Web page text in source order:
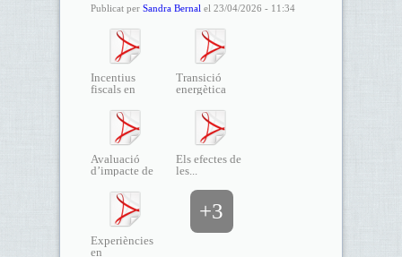
Publicat per Sandra Bernal el 23/04/2026 - 11:34
Incentius
fiscals en
Transició
energètica
Avaluació
d’impacte de
Els efectes de
les...
Experiències
en
+3